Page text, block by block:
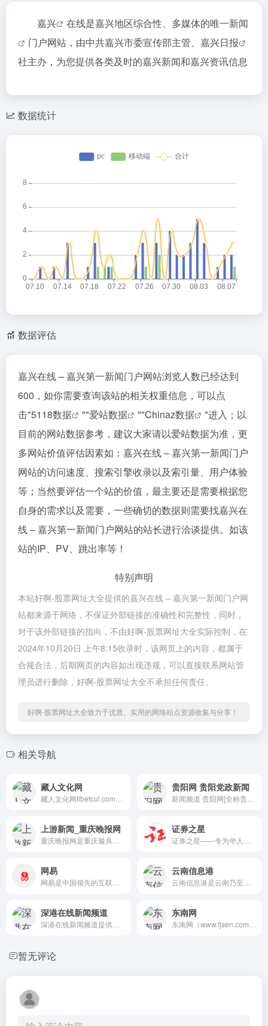
嘉兴 在线是嘉兴地区综合性、多媒体的唯一新闻
门户网站，由中共嘉兴市委宣传部主管、 嘉兴日报
社主办，为您提供各类及时的嘉兴新闻和嘉兴资讯信息
数据统计
数据评估
嘉兴在线 – 嘉兴第一新闻门户网站浏览人数已经达到
600，如你需要查询该站的相关权重信息，可以点
击"5118数据 ""爱站数据 ""Chinaz数据
"进入；以
目前的网站数据参考，建议大家请以爱站数据为准，更
多网站价值评估因素如：嘉兴在线 – 嘉兴第一新闻门户
网站的访问速度、搜索引擎收录以及索引量、用户体验
等；当然要评估一个站的价值，最主要还是需要根据您
自身的需求以及需要，一些确切的数据则需要找嘉兴在
线 – 嘉兴第一新闻门户网站的站长进行洽谈提供。如该
站的IP、PV、跳出率等！
特别声明
本站好啊-股票网址大全提供的嘉兴在线 – 嘉兴第一新闻门户网
站都来源于网络，不保证外部链接的准确性和完整性，同时，
对于该外部链接的指向，不由好啊-股票网址大全实际控制，在
2024年10月20日 上午8:15收录时，该网页上的内容，都属于
合规合法，后期网页的内容如出现违规，可以直接联系网站管
理员进行删除，好啊-股票网址大全不承担任何责任。
好啊-股票网址大全致力于优质、实用的网络站点资源收集与分享！
相关导航
藏人文化网 贵阳网 贵阳党政新闻
上游新闻_重庆晚报网 证券之星
网易 云南信息港
深港在线新闻频道 东南网
暂无评论